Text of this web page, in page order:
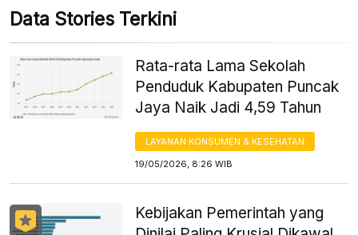
Data Stories Terkini
Rata-rata Lama Sekolah
Penduduk Kabupaten Puncak
Jaya Naik Jadi 4,59 Tahun
LAYANAN KONSUMEN & KESEHATAN
19/05/2026, 8:26 WIB
Kebijakan Pemerintah yang